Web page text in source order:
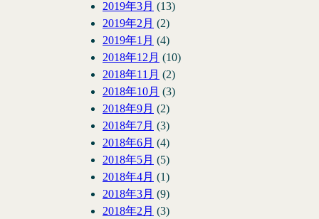
2019年3月 (13)
2019年2月 (2)
2019年1月 (4)
2018年12月 (10)
2018年11月 (2)
2018年10月 (3)
2018年9月 (2)
2018年7月 (3)
2018年6月 (4)
2018年5月 (5)
2018年4月 (1)
2018年3月 (9)
2018年2月 (3)